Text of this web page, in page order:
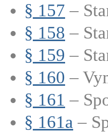
§ 157 –
§ 158 –
§ 159 –
§ 160 –
§ 161 –
§ 161a –